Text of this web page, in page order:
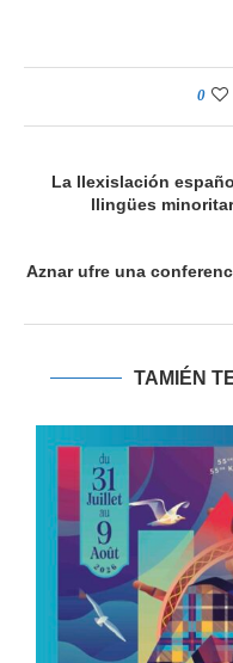
0
La llexislación
llingües
Aznar ufre una
TAMIÉN